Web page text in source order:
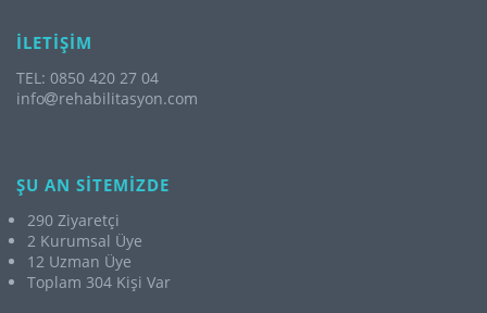
İLETİŞİM
TEL: 0850 420 27 04
info
rehabilitasyon.com
ŞU AN SİTEMİZDE
290 Ziyaretçi
2 Kurumsal Üye
12 Uzman Üye
Toplam 304 Kişi Var